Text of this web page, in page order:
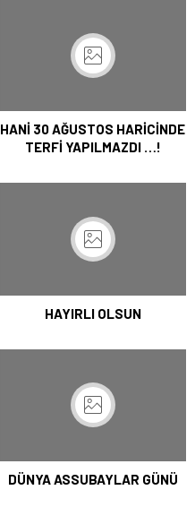
HANİ 30 AĞUSTOS HARİCİNDE
TERFİ YAPILMAZDI …!
HAYIRLI OLSUN
DÜNYA ASSUBAYLAR GÜNÜ